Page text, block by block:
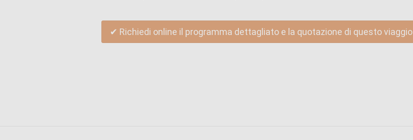
✔ Richiedi online il programma dettagliato e la quotazione di questo viaggio